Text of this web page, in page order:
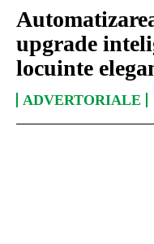
upgrade
locuinte
ADVERTORIALE